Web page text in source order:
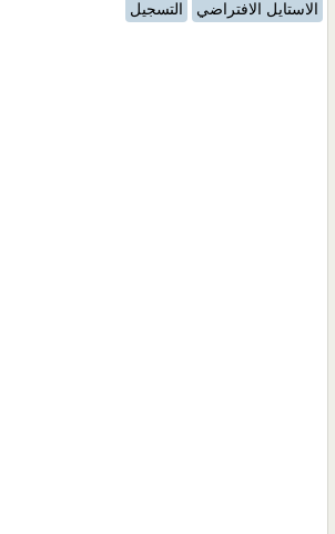
الاستايل الافتراضي
التسجيل